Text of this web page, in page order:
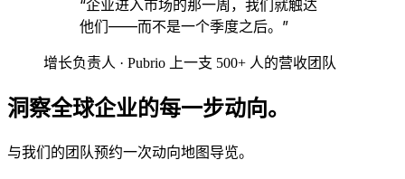
“企业进入市场的那一周，我们就触达
他们——而不是一个季度之后。”
增长负责人 · Pubrio 上一支 500+ 人的营收团队
洞察全球企业的每一步动向。
与我们的团队预约一次动向地图导览。